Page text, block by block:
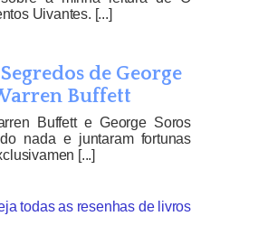
Uivantes. [...]
de George
Buffett
Buffett e George Soros
nada e juntaram fortunas
[...]
todas as resenhas de livros